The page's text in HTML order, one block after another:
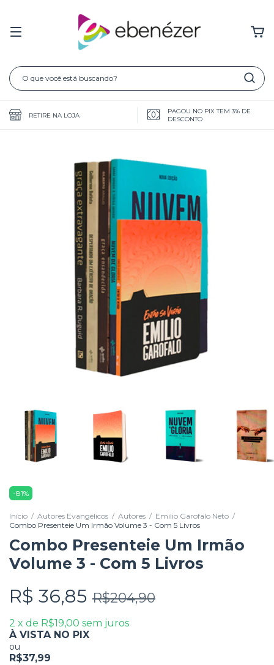
RETIRE NA LOJA
PAGOU NO PIX TEM 3% DE
DESCONTO
-81%
Início / Autores Evangélicos / Autores / Emilio Garofalo Neto /
Combo Presenteie Um Irmão Volume 3 - Com 5 Livros
Combo Presenteie Um Irmão
Volume 3 - Com 5 Livros
R$ 36,85 R$204,90
2 x de R$19,00 sem juros
À VISTA NO PIX
ou
R$37,99